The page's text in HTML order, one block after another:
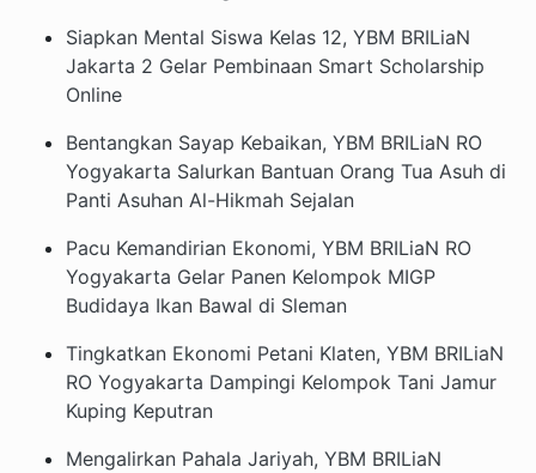
Siapkan Mental Siswa Kelas 12, YBM BRILiaN
Jakarta 2 Gelar Pembinaan Smart Scholarship
Online
Bentangkan Sayap Kebaikan, YBM BRILiaN RO
Yogyakarta Salurkan Bantuan Orang Tua Asuh di
Panti Asuhan Al-Hikmah Sejalan
Pacu Kemandirian Ekonomi, YBM BRILiaN RO
Yogyakarta Gelar Panen Kelompok MIGP
Budidaya Ikan Bawal di Sleman
Tingkatkan Ekonomi Petani Klaten, YBM BRILiaN
RO Yogyakarta Dampingi Kelompok Tani Jamur
Kuping Keputran
Mengalirkan Pahala Jariyah, YBM BRILiaN